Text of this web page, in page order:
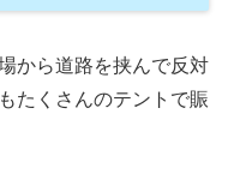
から道路を挟んで反対
たくさんのテントで賑